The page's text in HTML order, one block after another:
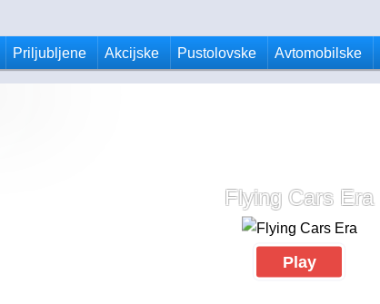
Priljubljene Akcijske Pustolovske Avtomobilske
Flying Cars Era
Play